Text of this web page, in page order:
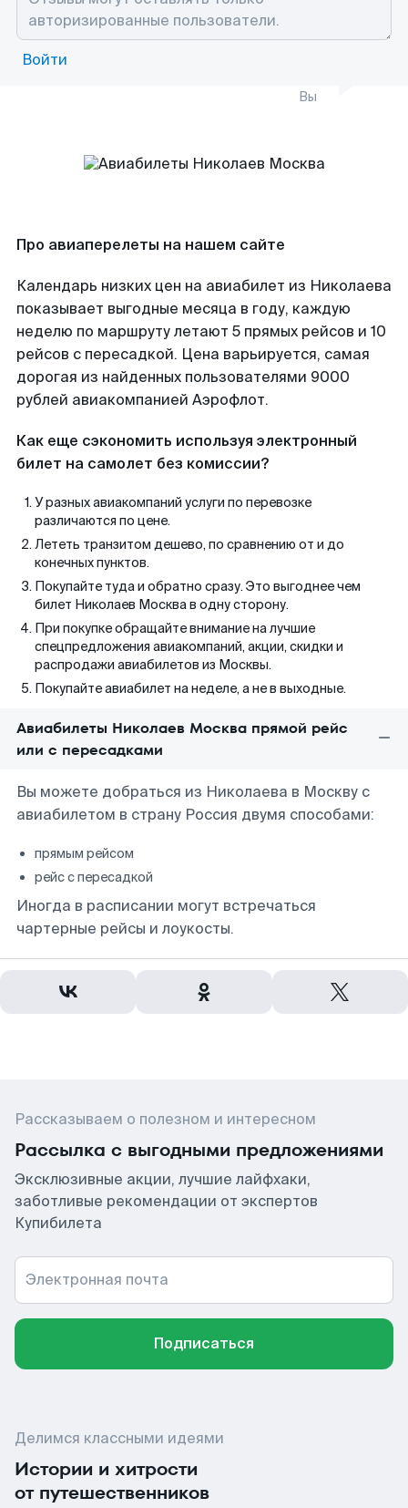
Войти
Вы
Про авиаперелеты на нашем сайте
Календарь низких цен на авиабилет из Николаева
показывает выгодные месяца в году, каждую
неделю по маршруту летают 5 прямых рейсов и 10
рейсов с пересадкой. Цена варьируется, самая
дорогая из найденных пользователями 9000
рублей авиакомпанией Аэрофлот.
Как еще сэкономить используя электронный
билет на самолет без комиссии?
У разных авиакомпаний услуги по перевозке
различаются по цене.
Лететь транзитом дешево, по сравнению от и до
конечных пунктов.
Покупайте туда и обратно сразу. Это выгоднее чем
билет Николаев Москва в одну сторону.
При покупке обращайте внимание на лучшие
спецпредложения авиакомпаний, акции, скидки и
распродажи авиабилетов из Москвы.
Покупайте авиабилет на неделе, а не в выходные.
Авиабилеты Николаев Москва прямой рейс
или с пересадками
Вы можете добраться из Николаева в Москву с
авиабилетом в страну Россия двумя способами:
прямым рейсом
рейс с пересадкой
Иногда в расписании могут встречаться
чартерные рейсы и лоукосты.
Рассказываем о полезном и интересном
Рассылка с выгодными предложениями
Эксклюзивные акции, лучшие лайфхаки,
заботливые рекомендации от экспертов
Купибилета
Электронная почта
Подписаться
Делимся классными идеями
Истории и хитрости
от путешественников